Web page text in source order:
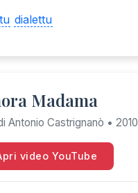
dialettu
Madama
Antonio Castrignanò • 2010
video YouTube